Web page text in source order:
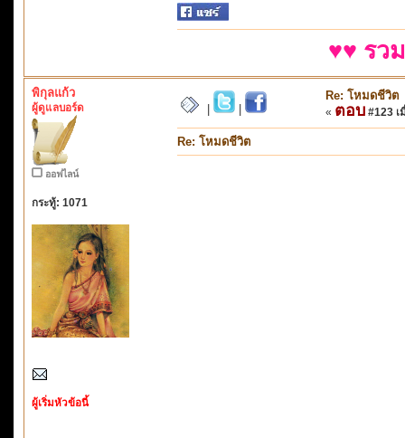
♥♥ รว
พิกุลแก้ว
ผู้ดูแลบอร์ด
ออฟไลน์
กระทู้: 1071
ผู้เริ่มหัวข้อนี้
Re: โหมดชีวิต
« ตอบ #123 เ
Re: โหมดชีวิต